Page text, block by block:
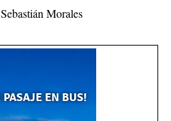
Sebastián Morales